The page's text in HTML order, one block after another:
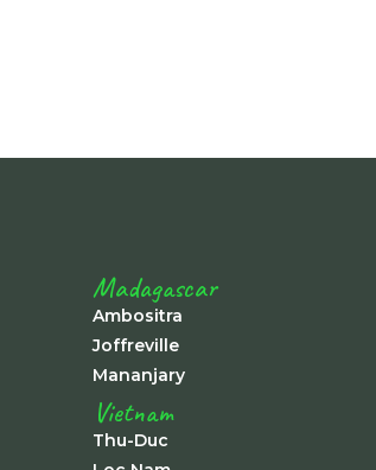
Madagascar
Ambositra
Joffreville
Mananjary
Vietnam
Thu-Duc